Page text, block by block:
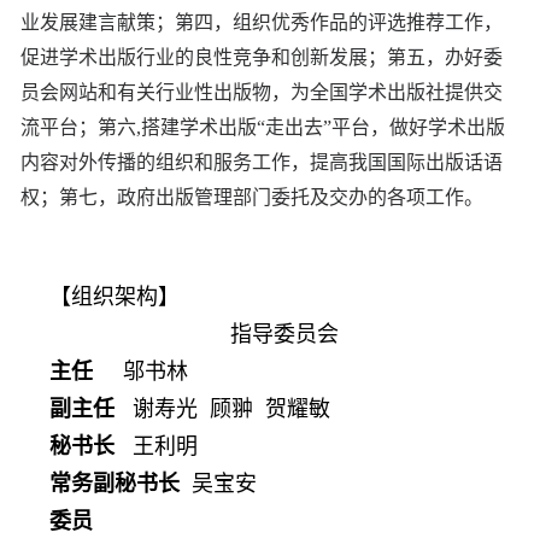
业发展建言献策；第四，组织优秀作品的评选推荐工作，
促进学术出版行业的良性竞争和创新发展；第五，办好委
员会网站和有关行业性出版物，为全国学术出版社提供交
流平台；第六,搭建学术出版“走出去”平台，做好学术出版
内容对外传播的组织和服务工作，提高我国国际出版话语
权；第七，政府出版管理部门委托及交办的各项工作。
【组织架构】
指导委员会
主任 邬书林
副主任 谢寿光 顾翀 贺耀敏
秘书长 王利明
常务副秘书长 吴宝安
委员